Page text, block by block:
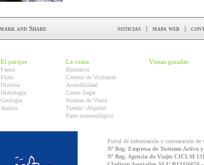
noticias | mapa web |
El parque
Fauna
Flora
Historia
Hidrología
Geología
Audios
La visita
Itinerarios
Centros de Visitantes
Accesibilidad
Como llegar
Normas de Visita
Tienda / Alquiler
Parte meteorológico
Visitas guiadas
Portal de información y contratación de
Nº Reg. Empresa de Turismo Activo
Nº Reg. Agencia de Viajes CICLM